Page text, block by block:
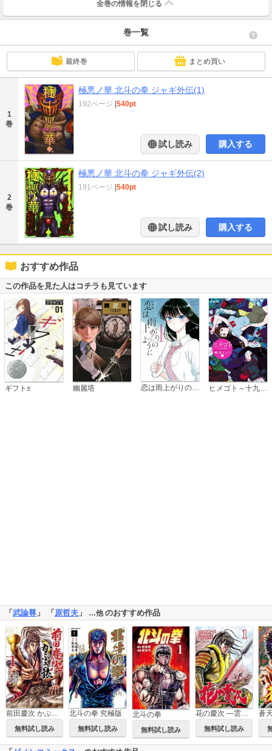
全巻の情報を 閉じる
巻一覧
最終巻 まとめ買い
1
巻
極悪ノ華 北斗の拳 ジャギ外伝(1)
192ページ 540pt
試し読み 購入する
2
巻
極悪ノ華 北斗の拳 ジャギ外伝(2)
191ページ 540pt
試し読み 購入する
おすすめ作品
この作品を見た人はコチラも見ています
ギフト± 幽麗塔 恋は雨上がりのように
「 武論尊 」 「 原哲夫 」 …他のおすすめ作品
前田慶次 かぶき旅
無料試し読み
北斗の拳 究極版
無料試し読み
北斗の拳
無料試し読み
花の慶次 ―雲のかなたに―
無料試し読み
蒼